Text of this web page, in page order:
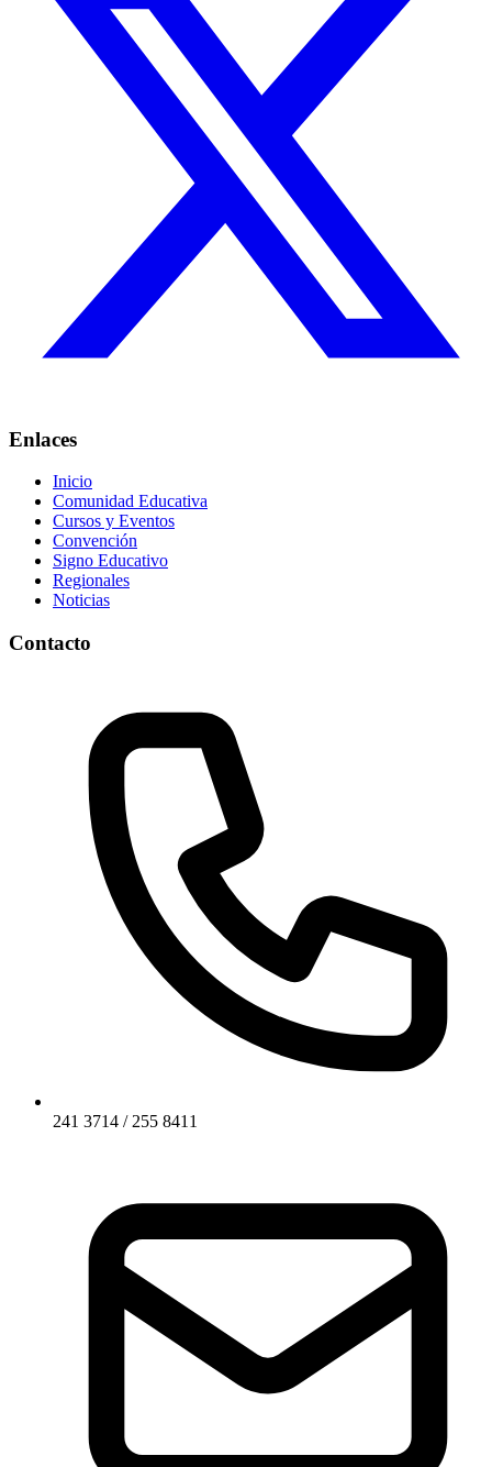
Enlaces
Inicio
Comunidad Educativa
Cursos y Eventos
Convención
Signo Educativo
Regionales
Noticias
Contacto
241 3714 / 255 8411